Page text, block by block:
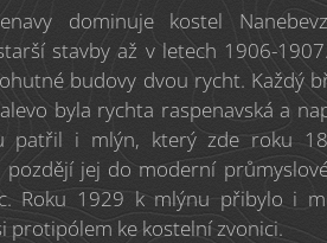
dominuje kostel
stavby až v letech 1906-
budovy dvou rycht. Každý
byla rychta raspenavská a
patřil i mlýn, který zde roku
pozdějí jej do moderní
Roku 1929 k mlýnu přibylo i
protipólem ke kostelní zvonici.